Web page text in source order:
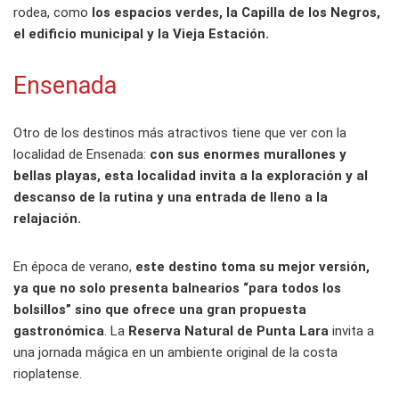
rodea, como los espacios verdes, la Capilla de los Negros,
el edificio municipal y la Vieja Estación.
Ensenada
Otro de los destinos más atractivos tiene que ver con la
localidad de Ensenada: con sus enormes murallones y
bellas playas, esta localidad invita a la exploración y al
descanso de la rutina y una entrada de lleno a la
relajación.
En época de verano, este destino toma su mejor versión,
ya que no solo presenta balnearios “para todos los
bolsillos” sino que ofrece una gran propuesta
gastronómica. La Reserva Natural de Punta Lara invita a
una jornada mágica en un ambiente original de la costa
rioplatense.